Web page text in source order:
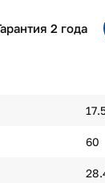
2 года
60